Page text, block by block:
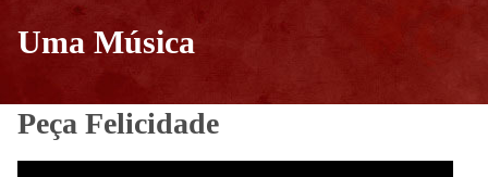
Uma Música
Peça Felicidade